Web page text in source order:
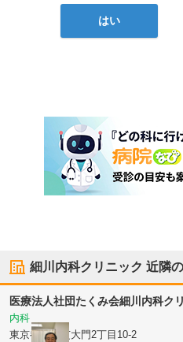
はい
細川内科クリニック 近隣
医療法人社団たくみ会細川内科ク
内科
東京都港区
芝大門2丁目10-2